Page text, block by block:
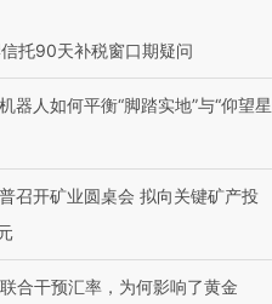
托90天补税窗口期疑问
器人如何平衡“脚踏实地”与“仰望星
召开矿业圆桌会 拟向关键矿产投
合干预汇率，为何影响了黄金